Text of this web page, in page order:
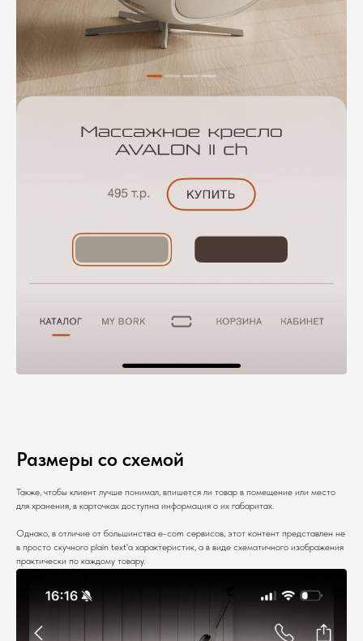
Размеры со схемой
Также, чтобы клиент лучше понимал, впишется ли товар в помещение или место
для хранения, в карточках доступна информация о их габаритах.
Однако, в отличие от большинства e-com сервисов, этот контент представлен не
в просто скучного plain text'а характеристик, а в виде схематичного изображения
практически по каждому товару.